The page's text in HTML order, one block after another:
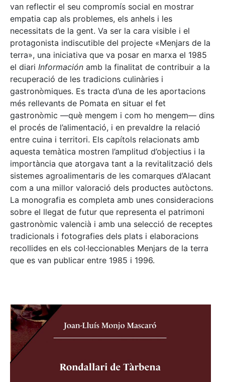
van reflectir el seu compromís social en mostrar
empatia cap als problemes, els anhels i les
necessitats de la gent. Va ser la cara visible i el
protagonista indiscutible del projecte «Menjars de la
terra», una iniciativa que va posar en marxa el 1985
el diari Información amb la finalitat de contribuir a la
recuperació de les tradicions culinàries i
gastronòmiques. Es tracta d’una de les aportacions
més rellevants de Pomata en situar el fet
gastronòmic —què mengem i com ho mengem— dins
el procés de l’alimentació, i en prevaldre la relació
entre cuina i territori. Els capítols relacionats amb
aquesta temàtica mostren l’amplitud d’objectius i la
importància que atorgava tant a la revitalització dels
sistemes agroalimentaris de les comarques d’Alacant
com a una millor valoració dels productes autòctons.
La monografia es completa amb unes consideracions
sobre el llegat de futur que representa el patrimoni
gastronòmic valencià i amb una selecció de receptes
tradicionals i fotografies dels plats i elaboracions
recollides en els col·leccionables Menjars de la terra
que es van publicar entre 1985 i 1996.